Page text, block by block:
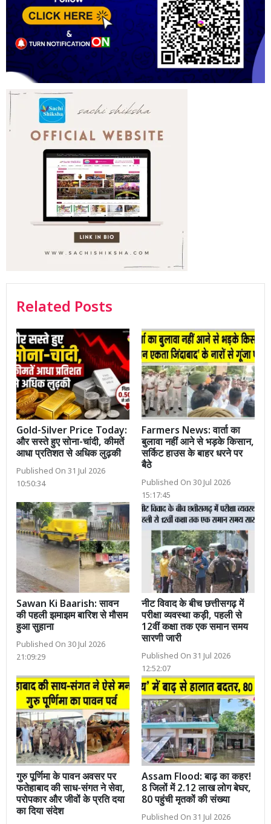
Related Posts
Gold-Silver Price Today:
और सस्ते हुए सोना-चांदी, कीमतें
आधा प्रतिशत से अधिक लुढ़की
Published On 31 Jul 2026
10:50:34
Farmers News: वार्ता का
बुलावा नहीं आने से भड़के किसान,
सर्किट हाउस के बाहर धरने पर
बैठे
Published On 30 Jul 2026
15:17:45
Sawan Ki Baarish: सावन
की पहली झमाझम बारिश से मौसम
हुआ सुहाना
Published On 30 Jul 2026
21:09:29
नीट विवाद के बीच छत्तीसगढ़ में
परीक्षा व्यवस्था कड़ी, पहली से
12वीं कक्षा तक एक समान समय
सारणी जारी
Published On 31 Jul 2026
12:52:07
गुरु पूर्णिमा के पावन अवसर पर
फतेहाबाद की साध-संगत ने सेवा,
परोपकार और जीवों के प्रति दया
का दिया संदेश
Assam Flood: बाढ़ का कहर!
8 जिलों में 2.12 लाख लोग बेघर,
80 पहुंची मृतकों की संख्या
Published On 31 Jul 2026